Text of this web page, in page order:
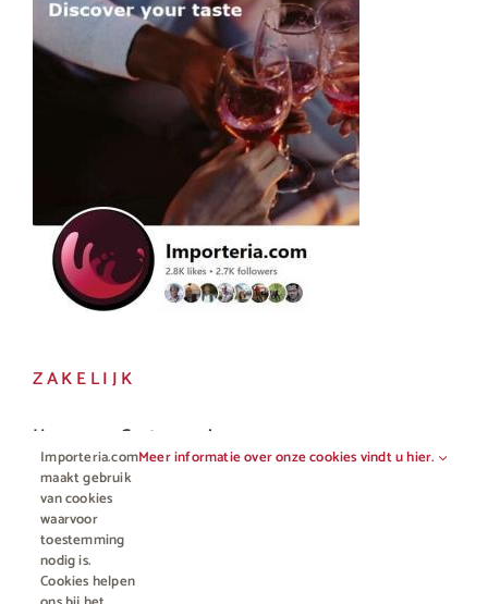
ZAKELIJK
Horeca en Gastronomie
Vakhandel
Importeria.com
maakt gebruik
van cookies
waarvoor
toestemming
nodig is.
Cookies helpen
Meer informatie over onze cookies vindt u hier.